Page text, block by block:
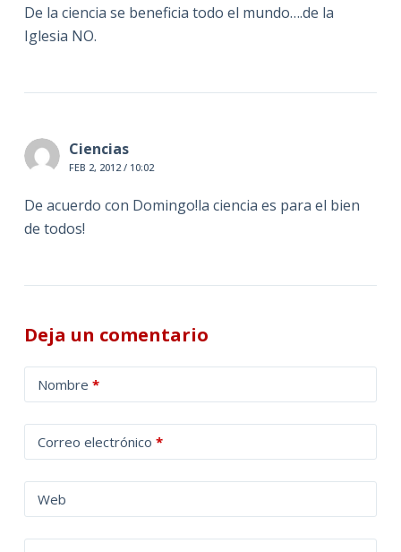
De la ciencia se beneficia todo el mundo….de la
Iglesia NO.
Ciencias
FEB 2, 2012 / 10:02
De acuerdo con Domingo!la ciencia es para el bien
de todos!
Deja un comentario
Nombre *
Correo electrónico *
Web
l
t
a
t